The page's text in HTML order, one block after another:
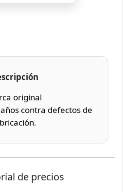
original
contra defectos de
de precios